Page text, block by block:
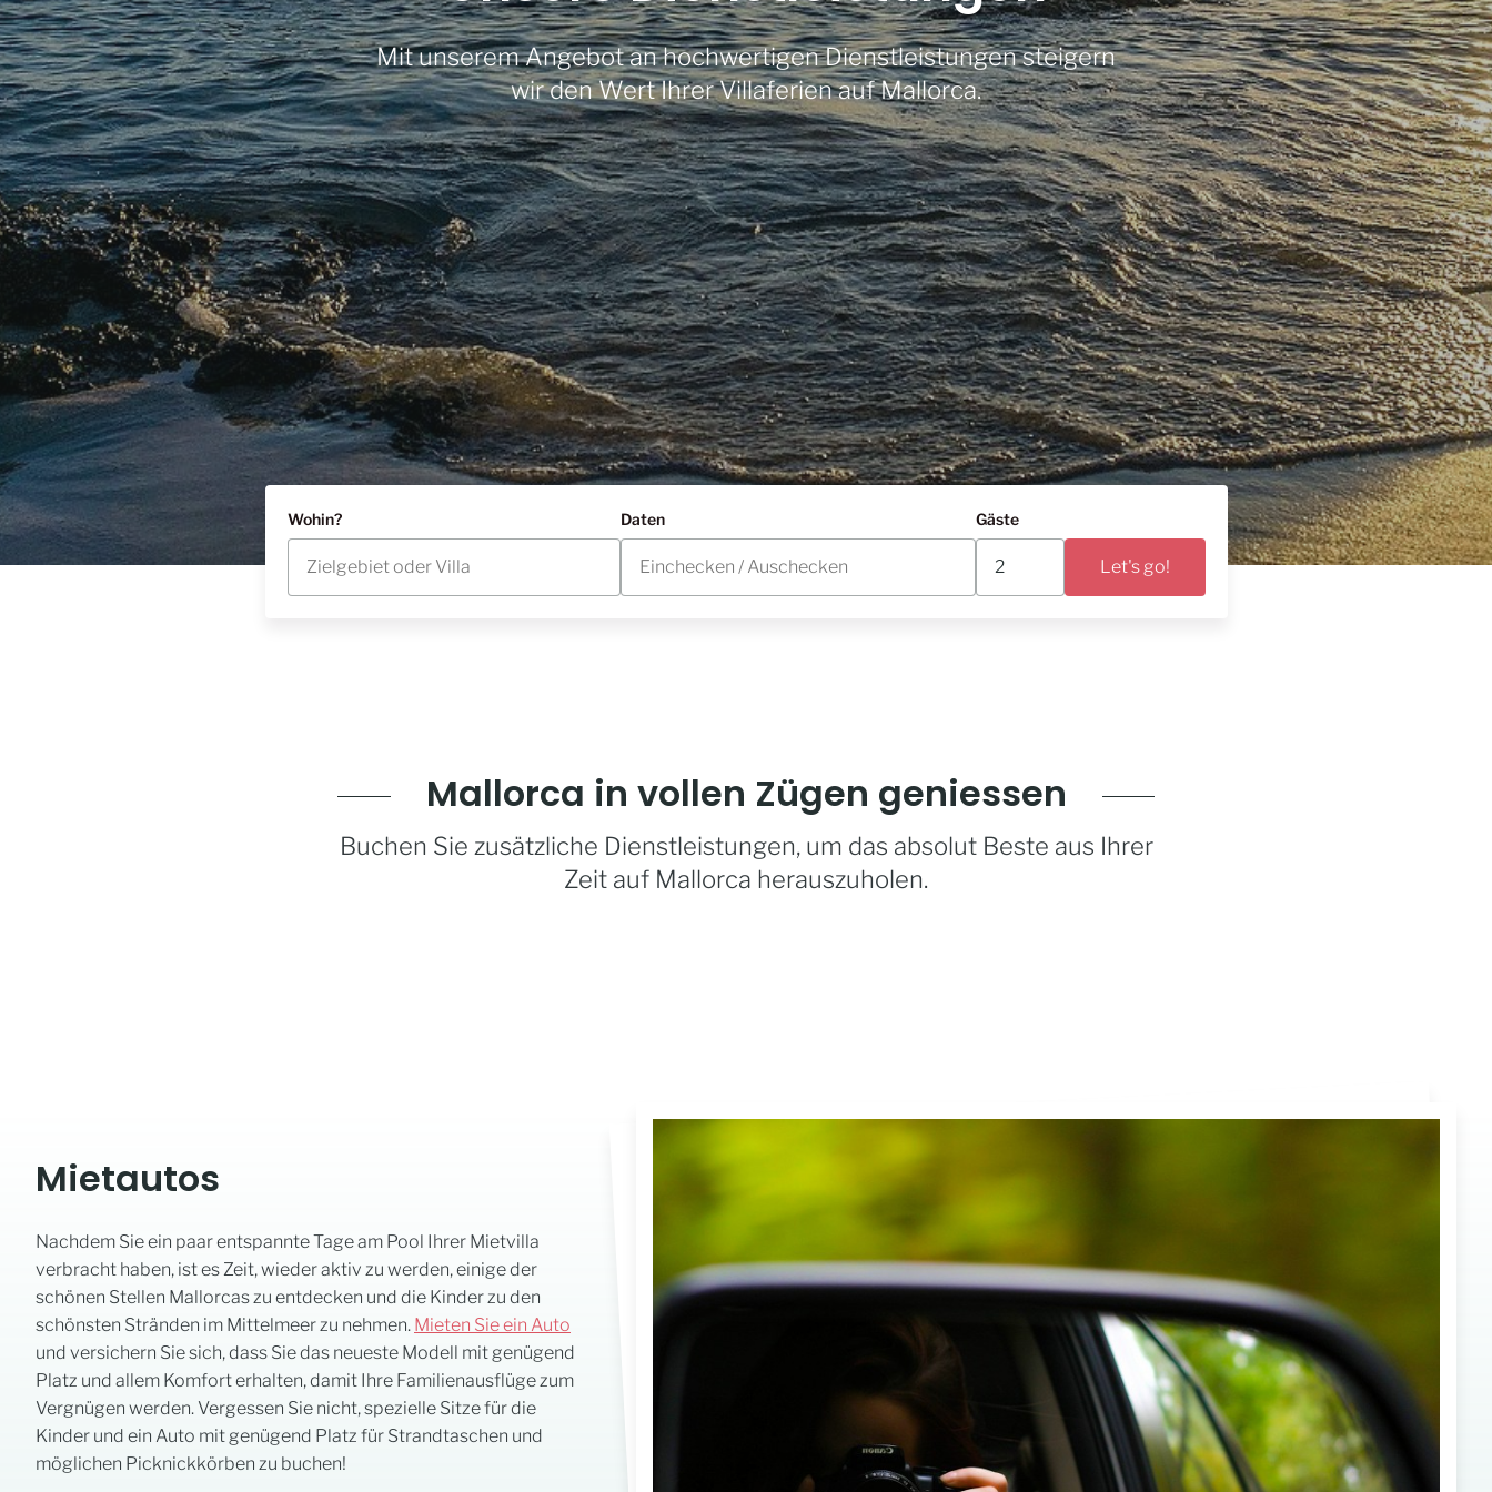
Mit unserem Angebot an hochwertigen Dienstleistungen steigern
wir den Wert Ihrer Villaferien auf Mallorca.
Wohin? Daten Gäste
Let's go!
Mallorca in vollen Zügen geniessen
Buchen Sie zusätzliche Dienstleistungen, um das absolut Beste aus Ihrer
Zeit auf Mallorca herauszuholen.
Mietautos
Nachdem Sie ein paar entspannte Tage am Pool Ihrer Mietvilla
verbracht haben, ist es Zeit, wieder aktiv zu werden, einige der
schönen Stellen Mallorcas zu entdecken und die Kinder zu den
schönsten Stränden im Mittelmeer zu nehmen. Mieten Sie ein Auto
und versichern Sie sich, dass Sie das neueste Modell mit genügend
Platz und allem Komfort erhalten, damit Ihre Familienausflüge zum
Vergnügen werden. Vergessen Sie nicht, spezielle Sitze für die
Kinder und ein Auto mit genügend Platz für Strandtaschen und
möglichen Picknickkörben zu buchen!